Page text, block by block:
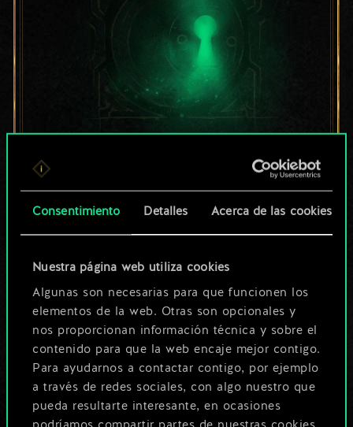
Consentimiento Detalles Acerca de las cookies
Nuestra página web utiliza cookies
Algunas son necesarias para que funcionen los
elementos de la web. Otras son opcionales y
nos proporcionan información técnica y sobre el
contenido para que la web encaje mejor contigo.
Para ayudarnos a contactar contigo, por ejemplo
a través de redes sociales, con algo nuestro que
pueda resultarte interesante, en ocasiones
Por ahora, solo es
un conjunto de
cartas compartido.
¡Pero puede llegar a
ser mucho más!
Poner nombre a esta baraja y crear
una guía